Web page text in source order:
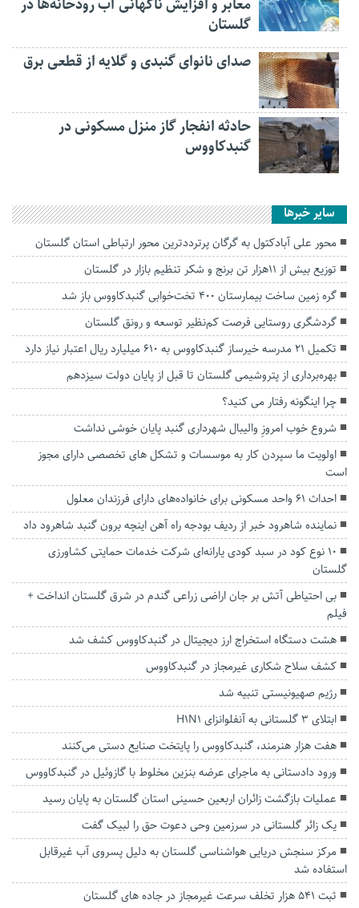
گلستان
صدای نانوای گنبدی و گلایه از قطعی برق
حادثه انفجار گاز منزل مسکونی در
گنبدکاووس
سایر خبرها
محور علی آبادکتول به گرگان پرترددترین محور ارتباطی استان گلستان
توزیع بیش از ۱۱هزار تن برنج و شکر تنظیم بازار در گلستان
گره زمین ساخت بیمارستان ۴۰۰ تخت‌خوابی گنبدکاووس باز شد
گردشگری روستایی فرصت کم‌نظیر توسعه و رونق گلستان
تکمیل ۲۱ مدرسه خیرساز گنبدکاووس به ۶۱۰ میلیارد ریال اعتبار نیاز دارد
بهره‌برداری از پتروشیمی گلستان تا قبل از پایان دولت سیزدهم
چرا اینگونه رفتار می کنید؟
شروع خوب امروزِ والیبال شهرداری گنبد پایان خوشی نداشت
اولویت ما سپردن کار به موسسات و تشکل های تخصصی دارای مجوز
است
احداث ۶۱ واحد مسکونی برای خانواده‌های دارای فرزندان معلول
نماینده شاهرود خبر از ردیف بودجه راه آهن اینچه برون گنبد شاهرود داد
۱۰ نوع کود در سبد کودی یارانه‌ای شرکت خدمات حمایتی کشاورزی
گلستان
بی احتیاطی آتش بر جان اراضی زراعی گندم در شرق گلستان انداخت +
فیلم
هشت دستگاه استخراج ارز دیجیتال در گنبدکاووس کشف شد
کشف سلاح شکاری غیرمجاز در گنبدکاووس
رژیم صهیونیستی تنبیه شد
ابتلای ۳ گلستانی به آنفلوانزای H1N1
هفت هزار هنرمند، گنبدکاووس را پایتخت صنایع دستی می‌کنند
ورود دادستانی به ماجرای عرضه بنزین مخلوط با گازوئیل در گنبدکاووس
عملیات بازگشت زائران اربعین حسینی استان گلستان به پایان رسید
یک زائر گلستانی در سرزمین وحی دعوت حق را لبیک گفت
مرکز سنجش دریایی هواشناسی گلستان به دلیل پسروی آب غیرقابل
استفاده شد
ثبت ۵۴۱ هزار تخلف سرعت غیرمجاز در جاده های گلستان